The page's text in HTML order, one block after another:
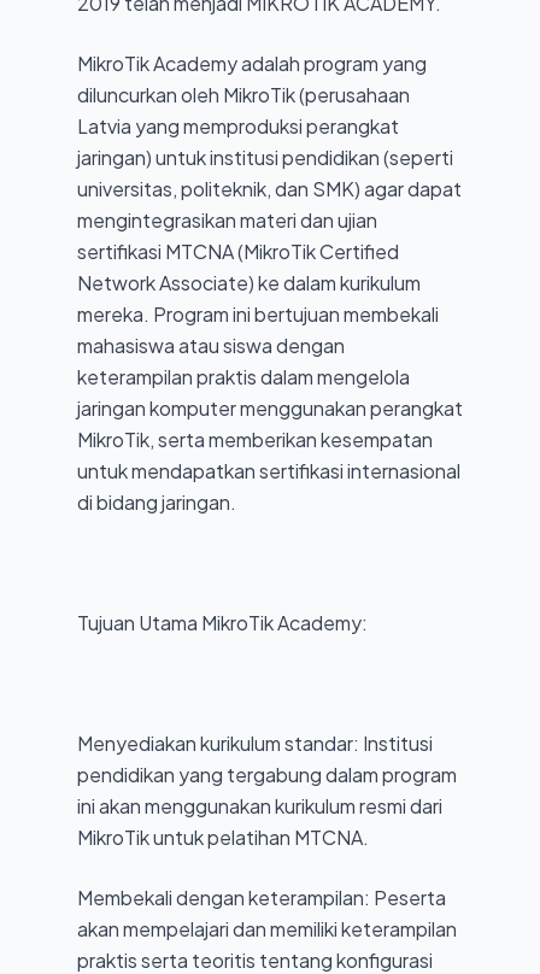
Komputer
dan
Telekomunikasi
(TJKT)
MikroTik Academy adalah program yang
diluncurkan oleh MikroTik (perusahaan
Latvia yang memproduksi perangkat
jaringan) untuk institusi pendidikan (seperti
universitas, politeknik, dan SMK) agar dapat
mengintegrasikan materi dan ujian
sertifikasi MTCNA (MikroTik Certified
Network Associate) ke dalam kurikulum
mereka. Program ini bertujuan membekali
mahasiswa atau siswa dengan
keterampilan praktis dalam mengelola
jaringan komputer menggunakan perangkat
MikroTik, serta memberikan kesempatan
untuk mendapatkan sertifikasi internasional
di bidang jaringan.
Tujuan Utama MikroTik Academy:
Menyediakan kurikulum standar: Institusi
pendidikan yang tergabung dalam program
ini akan menggunakan kurikulum resmi dari
MikroTik untuk pelatihan MTCNA.
Membekali dengan keterampilan: Peserta
akan mempelajari dan memiliki keterampilan
praktis serta teoritis tentang konfigurasi